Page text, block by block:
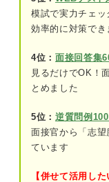
企業理
模試で実力チェ
効率的に対策でき
4位： 面接回答集
見るだけでOK！
とめました
5位： 逆質問例
面接官から「志
ています
【併せて活用した